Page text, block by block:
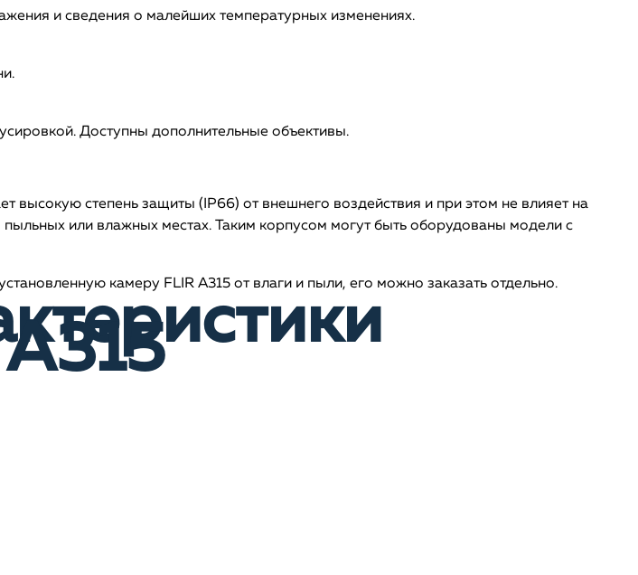
и сведения о малейших температурных изменениях.
Доступны дополнительные объективы.
высокую степень защиты (IP66) от внешнего воздействия и при этом не влияет на
или влажных местах. Таким корпусом могут быть оборудованы модели с
камеру FLIR A315 от влаги и пыли, его можно заказать отдельно.